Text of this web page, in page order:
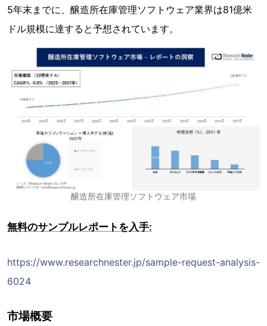
5年末までに、醸造所在庫管理ソフトウェア業界は81億米
ドル規模に達すると予想されています。
醸造所在庫管理ソフトウェア市場
無料のサンプルレポートを入手:
https://www.researchnester.jp/sample-request-analysis-
6024
市場概要